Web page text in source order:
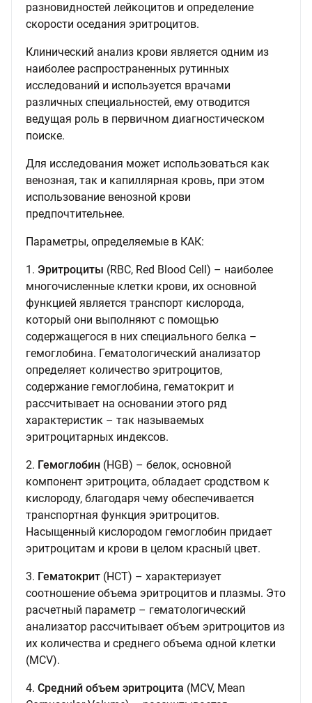
разновидностей лейкоцитов и определение
скорости оседания эритроцитов.
Клинический анализ крови является одним из
наиболее распространенных рутинных
исследований и используется врачами
различных специальностей, ему отводится
ведущая роль в первичном диагностическом
поиске.
Для исследования может использоваться как
венозная, так и капиллярная кровь, при этом
использование венозной крови
предпочтительнее.
Параметры, определяемые в КАК:
1. Эритроциты (RBC, Red Blood Cell) – наиболее
многочисленные клетки крови, их основной
функцией является транспорт кислорода,
который они выполняют с помощью
содержащегося в них специального белка –
гемоглобина. Гематологический анализатор
определяет количество эритроцитов,
содержание гемоглобина, гематокрит и
рассчитывает на основании этого ряд
характеристик – так называемых
эритроцитарных индексов.
2. Гемоглобин (HGB) – белок, основной
компонент эритроцита, обладает сродством к
кислороду, благодаря чему обеспечивается
транспортная функция эритроцитов.
Насыщенный кислородом гемоглобин придает
эритроцитам и крови в целом красный цвет.
3. Гематокрит (HCT) – характеризует
соотношение объема эритроцитов и плазмы. Это
расчетный параметр – гематологический
анализатор рассчитывает объем эритроцитов из
их количества и среднего объема одной клетки
(MCV).
4. Средний объем эритроцита (MCV, Mean